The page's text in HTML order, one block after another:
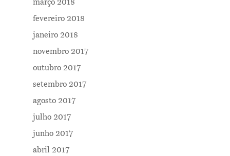
março 2018
fevereiro 2018
janeiro 2018
novembro 2017
outubro 2017
setembro 2017
agosto 2017
julho 2017
junho 2017
abril 2017